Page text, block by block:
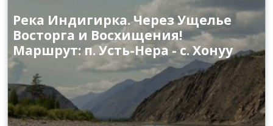
Река Индигирка. Через Ущелье
Восторга и Восхищения!
Маршрут: п. Усть-Нера - с. Хонуу